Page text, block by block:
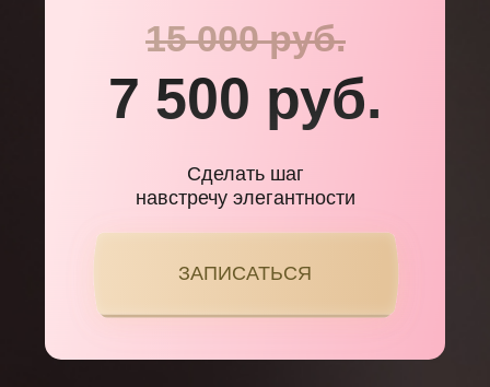
15 000 руб.
7 500 руб.
Сделать шаг
навстречу элегантности
ЗАПИСАТЬСЯ